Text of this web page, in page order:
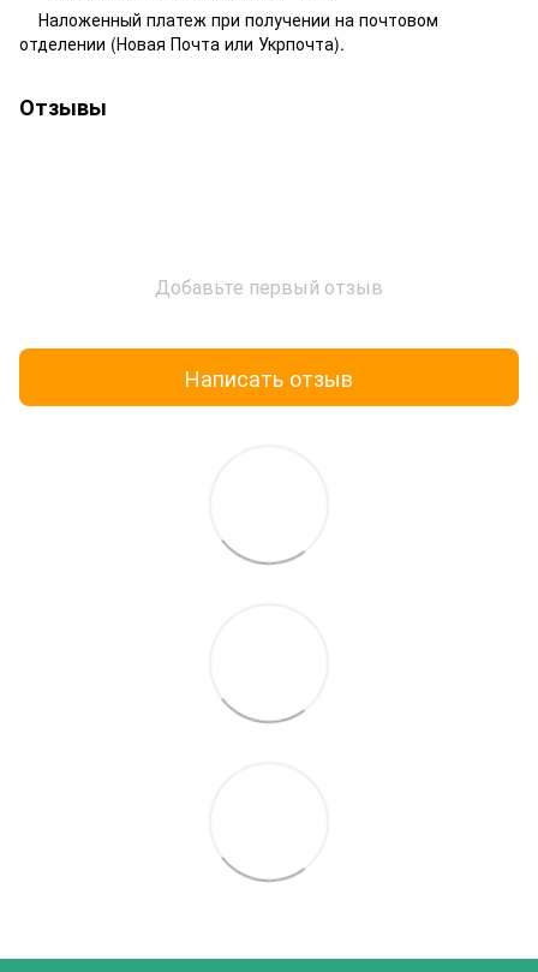
Наложенный платеж при получении на почтовом
отделении (Новая Почта или Укрпочта).
Отзывы
Добавьте первый отзыв
Написать отзыв